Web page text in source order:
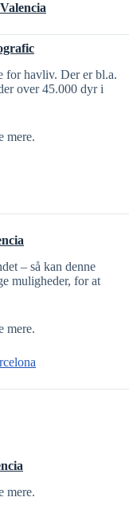
for havliv. Der er bl.a.
over 45.000 dyr i
mere.
– så kan denne
muligheder, for at
mere.
mere.